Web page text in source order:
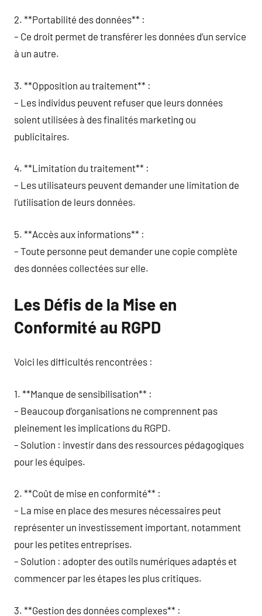
2. **Portabilité des données** :
– Ce droit permet de transférer les données d’un service
à un autre.
3. **Opposition au traitement** :
– Les individus peuvent refuser que leurs données
soient utilisées à des finalités marketing ou
publicitaires.
4. **Limitation du traitement** :
– Les utilisateurs peuvent demander une limitation de
l’utilisation de leurs données.
5. **Accès aux informations** :
– Toute personne peut demander une copie complète
des données collectées sur elle.
Les Défis de la Mise en
Conformité au RGPD
Voici les difficultés rencontrées :
1. **Manque de sensibilisation** :
– Beaucoup d’organisations ne comprennent pas
pleinement les implications du RGPD.
– Solution : investir dans des ressources pédagogiques
pour les équipes.
2. **Coût de mise en conformité** :
– La mise en place des mesures nécessaires peut
représenter un investissement important, notamment
pour les petites entreprises.
– Solution : adopter des outils numériques adaptés et
commencer par les étapes les plus critiques.
3. **Gestion des données complexes** :